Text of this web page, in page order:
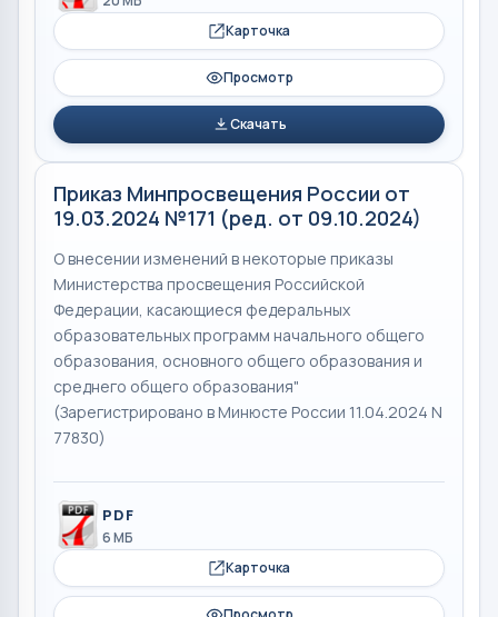
Карточка
Просмотр
Скачать
Приказ Минпросвещения России от
19.03.2024 №171 (ред. от 09.10.2024)
О внесении изменений в некоторые приказы
Министерства просвещения Российской
Федерации, касающиеся федеральных
образовательных программ начального общего
образования, основного общего образования и
среднего общего образования"
(Зарегистрировано в Минюсте России 11.04.2024 N
77830)
PDF
6 МБ
Карточка